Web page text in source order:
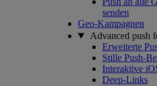
senden
Geo-Kampagnen
Advanced push
Erweiterte
Stille Push-
Interaktive
Deep-Links